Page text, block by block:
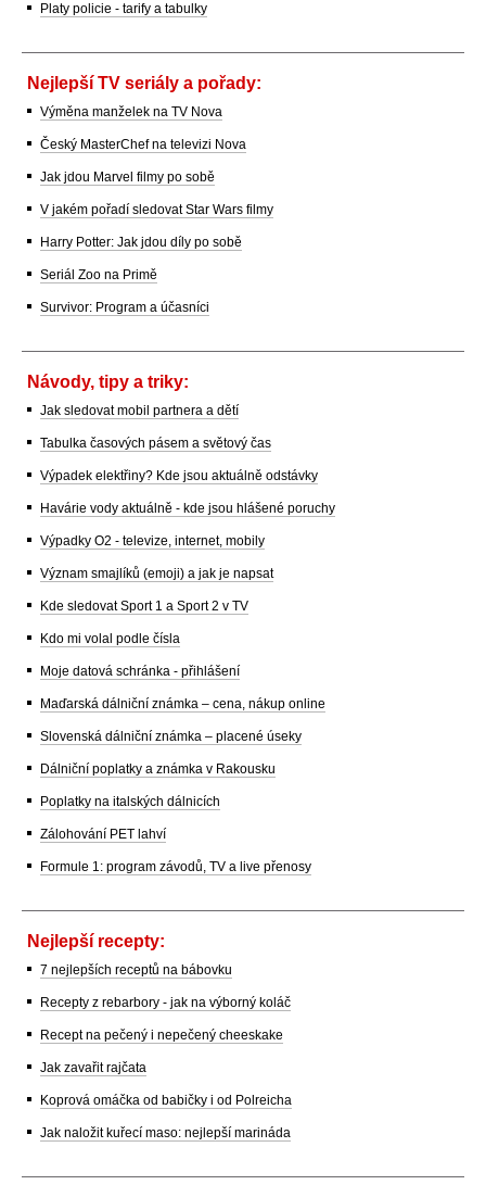
Platy policie - tarify a tabulky
Nejlepší TV seriály a pořady:
Výměna manželek na TV Nova
Český MasterChef na televizi Nova
Jak jdou Marvel filmy po sobě
V jakém pořadí sledovat Star Wars filmy
Harry Potter: Jak jdou díly po sobě
Seriál Zoo na Primě
Survivor: Program a účasníci
Návody, tipy a triky:
Jak sledovat mobil partnera a dětí
Tabulka časových pásem a světový čas
Výpadek elektřiny? Kde jsou aktuálně odstávky
Havárie vody aktuálně - kde jsou hlášené poruchy
Výpadky O2 - televize, internet, mobily
Význam smajlíků (emoji) a jak je napsat
Kde sledovat Sport 1 a Sport 2 v TV
Kdo mi volal podle čísla
Moje datová schránka - přihlášení
Maďarská dálniční známka – cena, nákup online
Slovenská dálniční známka – placené úseky
Dálniční poplatky a známka v Rakousku
Poplatky na italských dálnicích
Zálohování PET lahví
Formule 1: program závodů, TV a live přenosy
Nejlepší recepty:
7 nejlepších receptů na bábovku
Recepty z rebarbory - jak na výborný koláč
Recept na pečený i nepečený cheeskake
Jak zavařit rajčata
Koprová omáčka od babičky i od Polreicha
Jak naložit kuřecí maso: nejlepší marináda